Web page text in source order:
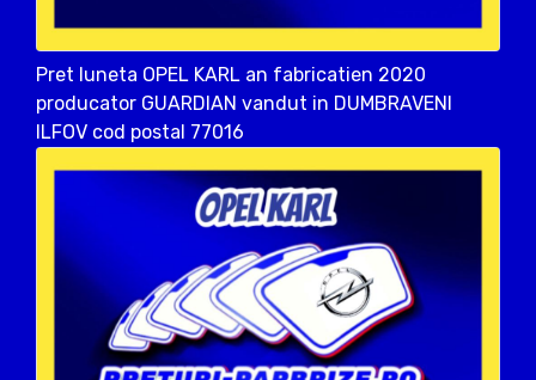
Pret luneta OPEL KARL an fabricatien 2020
producator GUARDIAN vandut in DUMBRAVENI
ILFOV cod postal 77016